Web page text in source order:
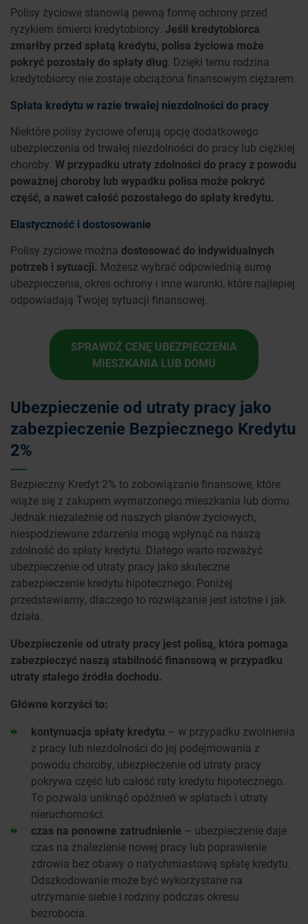
Polisy życiowe stanowią pewną formę ochrony przed
ryzykiem śmierci kredytobiorcy. Jeśli kredytobiorca
zmarłby przed spłatą kredytu, polisa życiowa może
pokryć pozostały do spłaty dług. Dzięki temu rodzina
kredytobiorcy nie zostaje obciążona finansowym ciężarem.
Spłata kredytu w razie trwałej niezdolności do pracy
Niektóre polisy życiowe oferują opcję dodatkowego
ubezpieczenia od trwałej niezdolności do pracy lub ciężkiej
choroby. W przypadku utraty zdolności do pracy z powodu
poważnej choroby lub wypadku polisa może pokryć
część, a nawet całość pozostałego do spłaty kredytu.
Elastyczność i dostosowanie
Polisy życiowe można dostosować do indywidualnych
potrzeb i sytuacji. Możesz wybrać odpowiednią sumę
ubezpieczenia, okres ochrony i inne warunki, które najlepiej
odpowiadają Twojej sytuacji finansowej.
SPRAWDŹ CENĘ UBEZPIECZENIA
MIESZKANIA LUB DOMU
Ubezpieczenie od utraty pracy jako
zabezpieczenie Bezpiecznego Kredytu
2%
Bezpieczny Kredyt 2% to zobowiązanie finansowe, które
wiąże się z zakupem wymarzonego mieszkania lub domu.
Jednak niezależnie od naszych planów życiowych,
niespodziewane zdarzenia mogą wpłynąć na naszą
zdolność do spłaty kredytu. Dlatego warto rozważyć
ubezpieczenie od utraty pracy jako skuteczne
zabezpieczenie kredytu hipotecznego. Poniżej
przedstawiamy, dlaczego to rozwiązanie jest istotne i jak
działa.
Ubezpieczenie od utraty pracy jest polisą, która pomaga
zabezpieczyć naszą stabilność finansową w przypadku
utraty stałego źródła dochodu.
Główne korzyści to:
kontynuacja spłaty kredytu – w przypadku zwolnienia
z pracy lub niezdolności do jej podejmowania z
powodu choroby, ubezpieczenie od utraty pracy
pokrywa część lub całość raty kredytu hipotecznego.
To pozwala uniknąć opóźnień w spłatach i utraty
nieruchomości.
czas na ponowne zatrudnienie – ubezpieczenie daje
czas na znalezienie nowej pracy lub poprawienie
zdrowia bez obawy o natychmiastową spłatę kredytu.
Odszkodowanie może być wykorzystane na
utrzymanie siebie i rodziny podczas okresu
bezrobocia.